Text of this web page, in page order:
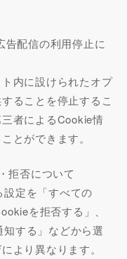
告配信の利用停止に
内に設けられたオプ
ることを停止するこ
者によるCookie情
とができます。
拒否について
定を「すべての
を拒否する」、
知する」などから選
より異なります。